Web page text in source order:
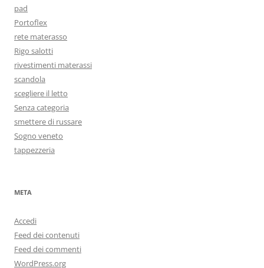
pad
Portoflex
rete materasso
Rigo salotti
rivestimenti materassi
scandola
scegliere il letto
Senza categoria
smettere di russare
Sogno veneto
tappezzeria
META
Accedi
Feed dei contenuti
Feed dei commenti
WordPress.org